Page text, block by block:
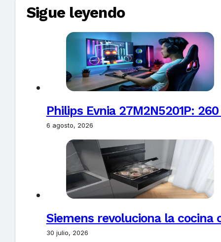
Sigue leyendo
Philips Evnia 27M2N5201P:
6 agosto, 2026
Siemens revoluciona la
30 julio, 2026